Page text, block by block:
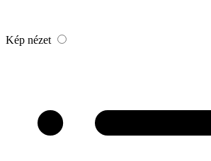
Kép nézet